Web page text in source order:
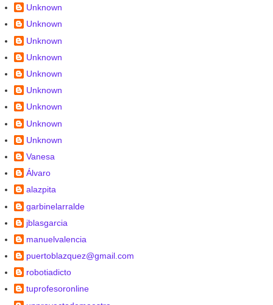
Unknown
Unknown
Unknown
Unknown
Unknown
Unknown
Unknown
Unknown
Unknown
Vanesa
Álvaro
alazpita
garbinelarralde
jblasgarcia
manuelvalencia
puertoblazquez@gmail.com
robotiadicto
tuprofesoronline